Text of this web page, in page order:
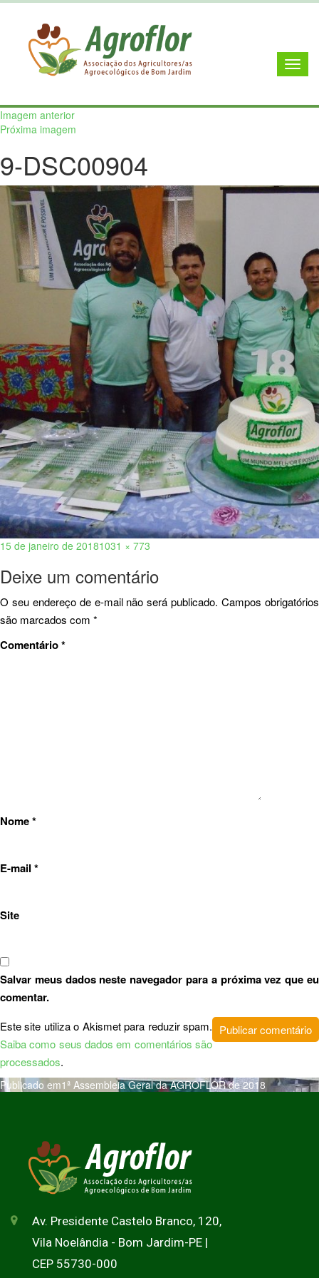
Imagem anterior
Próxima imagem
9-DSC00904
15 de janeiro de 20181031 × 773
Deixe um comentário
O seu endereço de e-mail não será publicado. Campos obrigatórios
são marcados com *
Comentário*
Nome*
E-mail *
Site
Salvar meus dados neste navegador para a próxima vez que eu
comentar.
Este site utiliza o Akismet para reduzir spam.
Saiba como seus dados em comentários são
processados.
Publicado em1ª Assembleia Geral da AGROFLOR de 2018
Av. Presidente Castelo Branco, 120,
Vila Noelândia - Bom Jardim-PE |
CEP 55730-000